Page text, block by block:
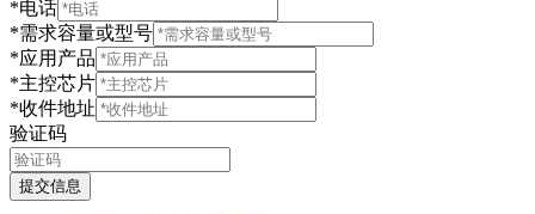
*电话
*需求容量或型号
*应用产品
*主控芯片
*收件地址
验证码
提交信息